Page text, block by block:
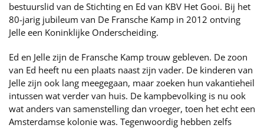
bestuurslid van de Stichting en Ed van KBV Het Gooi. Bij het
80-jarig jubileum van De Fransche Kamp in 2012 ontving
Jelle een Koninklijke Onderscheiding.
Ed en Jelle zijn de Fransche Kamp trouw gebleven. De zoon
van Ed heeft nu een plaats naast zijn vader. De kinderen van
Jelle zijn ook lang meegegaan, maar zoeken hun vakantieheil
intussen wat verder van huis. De kampbevolking is nu ook
wat anders van samenstelling dan vroeger, toen het echt een
Amsterdamse kolonie was. Tegenwoordig hebben zelfs